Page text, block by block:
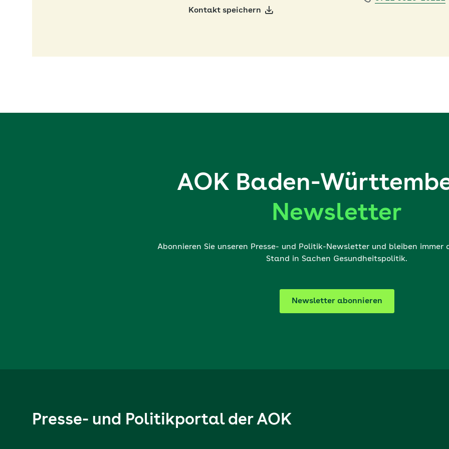
Kontakt speichern
AOK Baden-
Newsletter
Abonnieren Sie unseren Presse- und Politik-Newsletter und bleiben immer
Stand in Sachen Gesundheitspolitik.
Newsletter abonnieren
Presse- und Politikportal der AOK